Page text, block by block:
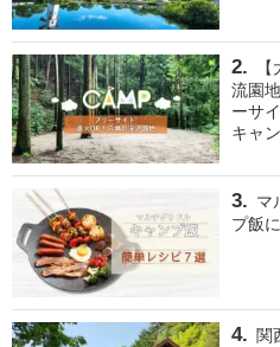
流園
ーサ
キャ
マ
プ飯
関